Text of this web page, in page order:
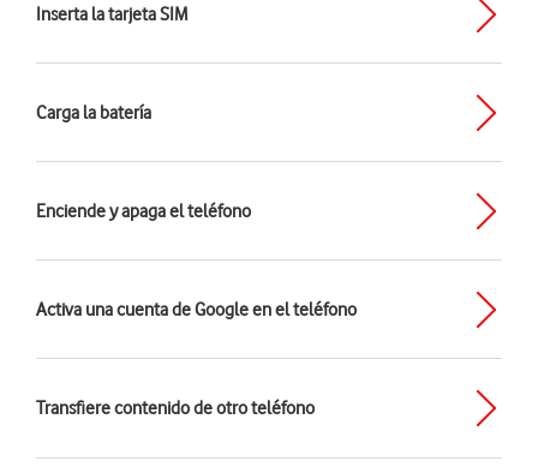
Inserta la tarjeta SIM
Carga la batería
Enciende y apaga el teléfono
Activa una cuenta de Google en el teléfono
Transfiere contenido de otro teléfono